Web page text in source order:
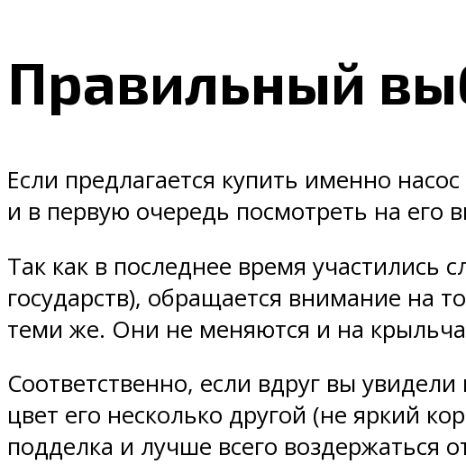
Правильный
Если предлагается купить именно
и в первую очередь посмотреть на его
Так как в последнее время участились
государств), обращается внимание на
теми же. Они не меняются и на
Соответственно, если вдруг вы
цвет его несколько другой (не яркий
подделка и лучше всего воздержаться